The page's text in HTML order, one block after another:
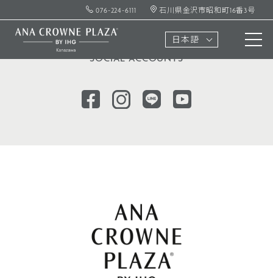
076-224-6111 石川県金沢市昭和町16番3号
日本語
ソーシャル アカウント
SOCIAL ACCOUNTS